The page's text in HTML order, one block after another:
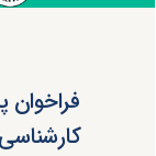
کارشناسی